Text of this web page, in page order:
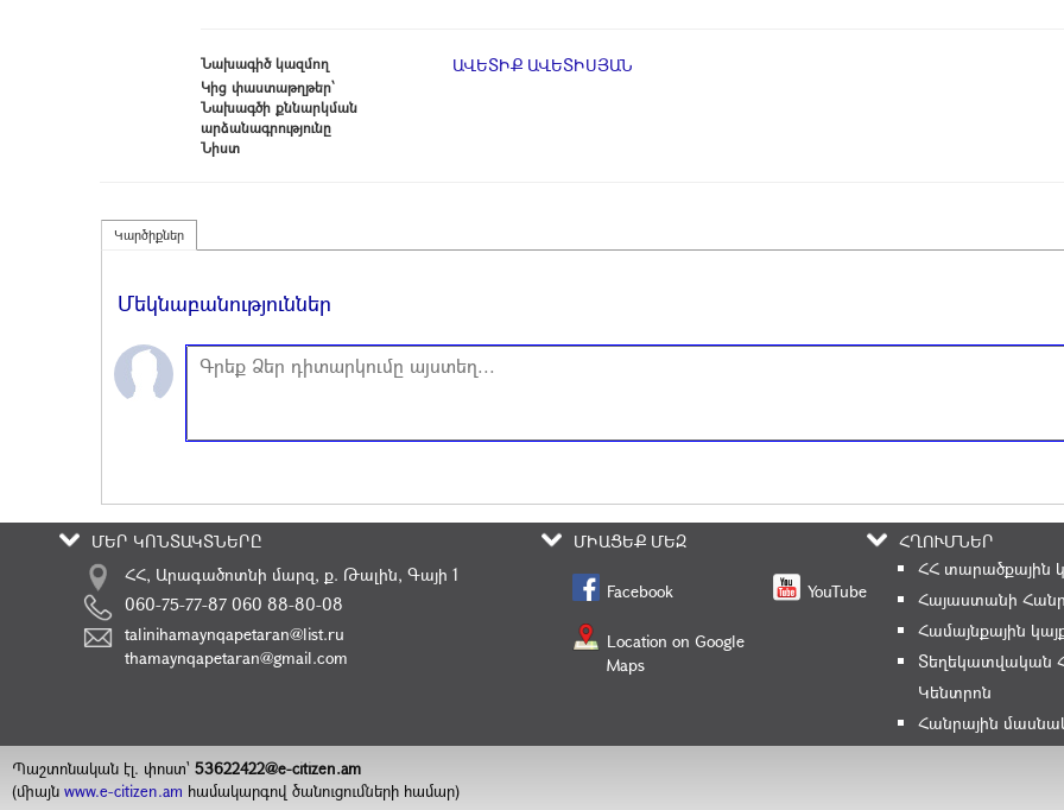
Նախագիծ կազմող ԱՎԵՏԻՔ ԱՎԵՏԻՍՅԱՆ
Կից փաստաթղթեր՝
Նախագծի քննարկման
արձանագրությունը
Նիստ
Կարծիքներ
Մեկնաբանություններ
ՄԵՐ ԿՈՆՏԱԿՏՆԵՐԸ ՄԻԱՑԵՔ ՄԵԶ
ՀՂՈՒՄՆԵՐ
ՀՀ, Արագածոտնի մարզ, ք. Թալին, Գայի 1
060-75-77-87 060 88-80-08
talinihamaynqapetaran@list.ru
thamaynqapetaran@gmail.com
Facebook
Location on Google
Maps
YouTube
ՀՀ տարածքային
Հայաստանի
Համայնքային
Տեղեկատվական
Կենտրոն
Հանրային
Պաշտոնական էլ. փոստ` 53622422@e-citizen.am
(միայն www.e-citizen.am համակարգով ծանուցումների համար)